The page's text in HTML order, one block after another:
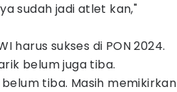
sudah jadi atlet kan,"
harus sukses di PON 2024.
belum juga tiba.
tiba. Masih memikirkan